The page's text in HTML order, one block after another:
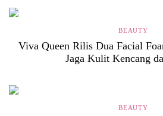
BEAUTY
Viva Queen Rilis Dua Facial
Jaga Kulit Kencang
BEAUTY